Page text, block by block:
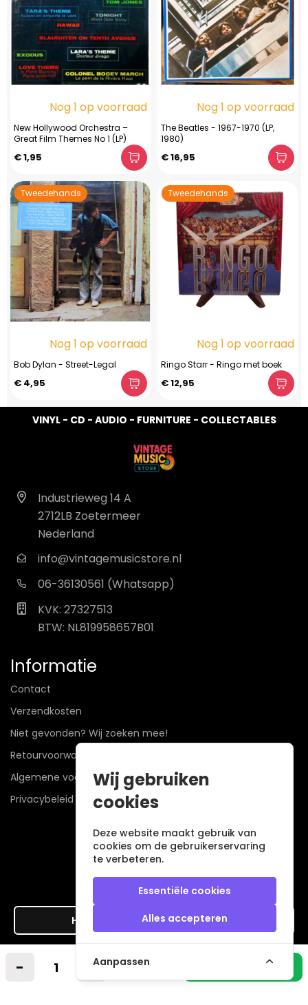
- + In winkelmandje
Nog 1 op voorraad
New Hollywood Orchestra ‎–
Great Film Themes No 1 (LP)
€ 1,95
Nog 1 op voorraad
The Beatles - 1967-1970 (LP,
1980)
€ 16,95
Tweedehands
Nog 1 op voorraad
Bob Dylan - Street-Legal
€ 4,95
Tweedehands
Nog 1 op voorraad
Ringo Starr - Ringo met boek
€ 12,95
VINYL - CD - AUDIO - FURNITURE - COLLECTABLES
Industrieweg 14 A
2712LB Zoetermeer
Nederland
info@vintagemusicstore.nl
06-36130561 (Whatsapp)
KVK: 27327513
BTW: NL819958657B01
Informatie
Contact
Verzendkosten
Niet gevonden? Wij zoeken mee!
Retourvoorwaarden
Algemene voorwaarden
Privacybeleid
Hier de overeenkomst ontbinden
Wij gebruiken
cookies
Deze website maakt gebruik van
cookies om de gebruikerservaring
te verbeteren.
Essentiële cookies
Alles accepteren
Aanpassen